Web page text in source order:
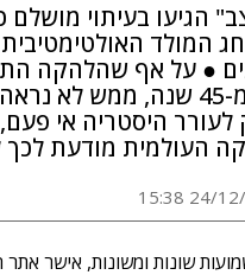
הגיעו בעיתוי מושלם
המולד האולטימטיבית
● על אף שהלהקה
כבר לפני יותר מ-45 שנה, ממש
היסטריה אי פעם,
העולמית מודעת לכך
24/12/
שונות ומשונות, אישר